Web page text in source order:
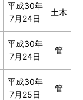
平成30年
7月24日
土木
平成30年
7月24日
管
平成30年
7月25日
管